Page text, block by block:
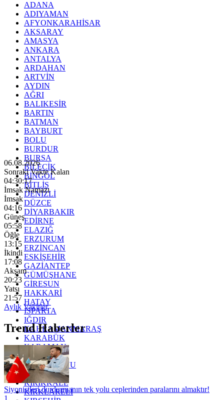
ADANA
ADIYAMAN
AFYONKARAHİSAR
AKSARAY
AMASYA
ANKARA
ANTALYA
ARDAHAN
ARTVİN
AYDIN
AĞRI
BALIKESİR
BARTIN
BATMAN
BAYBURT
BOLU
BURDUR
BURSA
BİLECİK
BİNGÖL
BİTLİS
DENİZLİ
DÜZCE
DİYARBAKIR
EDİRNE
ELAZIĞ
ERZURUM
ERZİNCAN
ESKİŞEHİR
GAZİANTEP
GÜMÜŞHANE
GİRESUN
HAKKARİ
HATAY
ISPARTA
IĞDIR
KAHRAMANMARAŞ
KARABÜK
KARAMAN
KARS
KASTAMONU
KAYSERİ
KIRIKKALE
KIRKLARELİ
06.08.2026
Sonraki Vakte Kalan
04:30:15
İmsak Namazı
İmsak
04:16
Güneş
05:58
Öğle
13:15
İkindi
17:08
Akşam
20:23
Yatsı
21:57
Aylık Vakitler
Trend Haberler
Siyonistleri durdurmanın tek yolu ceplerinden paralarını almaktır!
1